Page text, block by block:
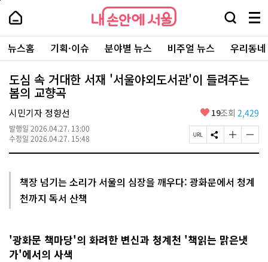
본
로
가
내
손
안
에
서
울
-
서
울
시
대
표
소
통
포
내
손
에
울
검
창
열
기
메
뉴
전
체
보
주
요
서
뉴스홈 기획·이슈 분야별 뉴스 비주얼 뉴스 우리동
도심 속 거대한 서재 '서울야외도서관'이 들려주는
봄의 교향곡
시민기자 정향선
발행일 2026.04.27. 13:00
수정일 2026.04.27. 15:48
좋
요
19조회 2,429
페
이
R
L
S
N
유
하
글
자
크
게
글
자
작
게
책장 넘기는 소리가 서울의 심장을 깨우다: 광화문에서 청계
천까지 독서 산책
'광화문 책마당'의 화려한 변신과 청계천 '책읽는 맑은냇
가'에서의 사색
페
상
단
로